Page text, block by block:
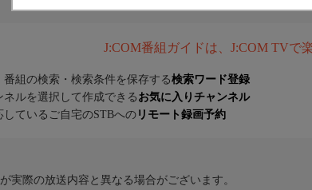
J:COM番組ガイドは、J:COM TVで
番組の検索・検索条件を保存する検索ワード登録
ネルを選択して作成できる お気に入りチャンネル
しているご自宅のSTBへの リモート録画予約
実際の放送内容と異なる場合がございます。